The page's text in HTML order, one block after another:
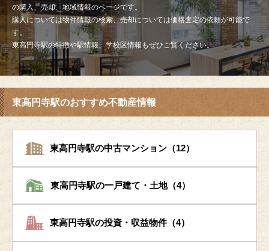
の購入、売却、地域情報のページです。
購入については物件情報の検索、売却については価格査定の依頼が可能で
す。
東高円寺駅の特徴や駅情報、学校区情報もぜひご覧ください。
東高円寺駅のおすすめ不動産情報
東高円寺駅の中古マンション（12）
東高円寺駅の一戸建て・土地（4）
東高円寺駅の投資・収益物件（4）